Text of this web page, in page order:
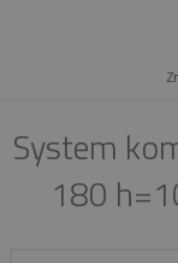
System
180